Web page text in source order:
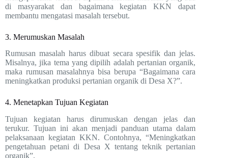
di masyarakat dan bagaimana kegiatan KKN dapat
membantu mengatasi masalah tersebut.
3. Merumuskan Masalah
Rumusan masalah harus dibuat secara spesifik dan jelas.
Misalnya, jika tema yang dipilih adalah pertanian organik,
maka rumusan masalahnya bisa berupa “Bagaimana cara
meningkatkan produksi pertanian organik di Desa X?”.
4. Menetapkan Tujuan Kegiatan
Tujuan kegiatan harus dirumuskan dengan jelas dan
terukur. Tujuan ini akan menjadi panduan utama dalam
pelaksanaan kegiatan KKN. Contohnya, “Meningkatkan
pengetahuan petani di Desa X tentang teknik pertanian
organik”.